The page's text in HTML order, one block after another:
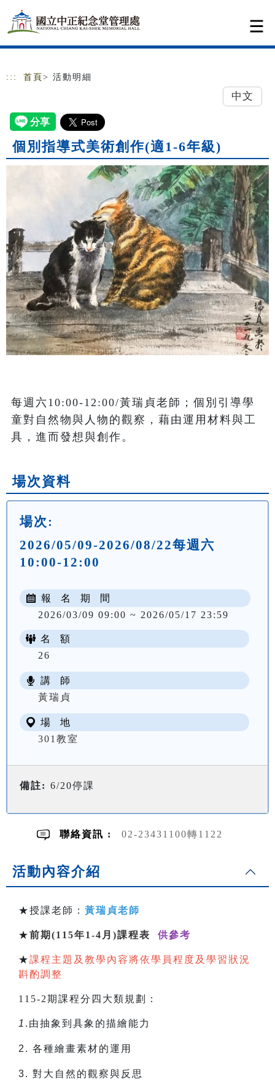
跳到主要內容
網站導覽
::: 首頁 > 活動明細
中文
個別指導式美術創作(適1-6年級)
每週六10:00-12:00/黃瑞貞老師；個別引導學
童對自然物與人物的觀察，藉由運用材料與工
具，進而發想與創作。
場次資料
場次:
2026/05/09-2026/08/22每週六
10:00-12:00
報 名 期 間
2026/03/09 09:00 ~ 2026/05/17 23:59
名 額
26
講 師
黃瑞貞
場 地
301教室
備註: 6/20停課
聯絡資訊 : 02-23431100轉1122
活動內容介紹
★授課老師： 黃瑞貞老師
★前期(115年1-4月)課程表 供參考
★課程主題及教學內容將依學員程度及學習狀況
斟酌調整
115-2期課程分四大類規劃：
1 .由抽象到具象的描繪能力
2. 各種繪畫素材的運用
3. 對大自然的觀察與反思